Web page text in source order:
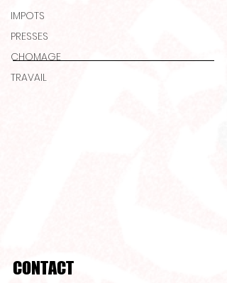
IMPOTS
PRESSES
CHOMAGE
TRAVAIL
CONTACT